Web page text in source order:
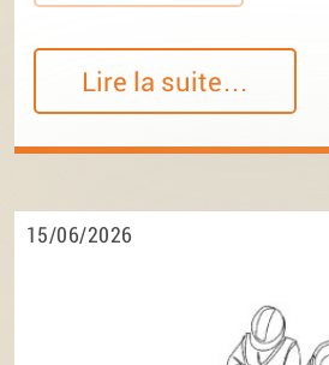
Lire la suite…
15/06/2026